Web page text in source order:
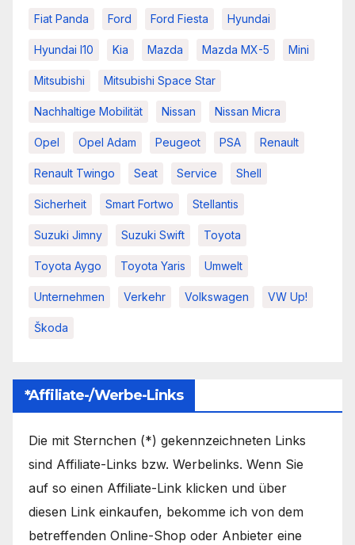
Fiat Panda Ford Ford Fiesta Hyundai
Hyundai I10 Kia Mazda Mazda MX-5 Mini
Mitsubishi Mitsubishi Space Star
Nachhaltige Mobilität Nissan Nissan Micra
Opel Opel Adam Peugeot PSA Renault
Renault Twingo Seat Service Shell
Sicherheit Smart Fortwo Stellantis
Suzuki Jimny Suzuki Swift Toyota
Toyota Aygo Toyota Yaris Umwelt
Unternehmen Verkehr Volkswagen VW Up!
Škoda
*Affiliate-/Werbe-Links
Die mit Sternchen (*) gekennzeichneten Links
sind Affiliate-Links bzw. Werbelinks. Wenn Sie
auf so einen Affiliate-Link klicken und über
diesen Link einkaufen, bekomme ich von dem
betreffenden Online-Shop oder Anbieter eine